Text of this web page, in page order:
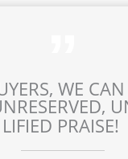
WE
LI­FIED PRAISE!